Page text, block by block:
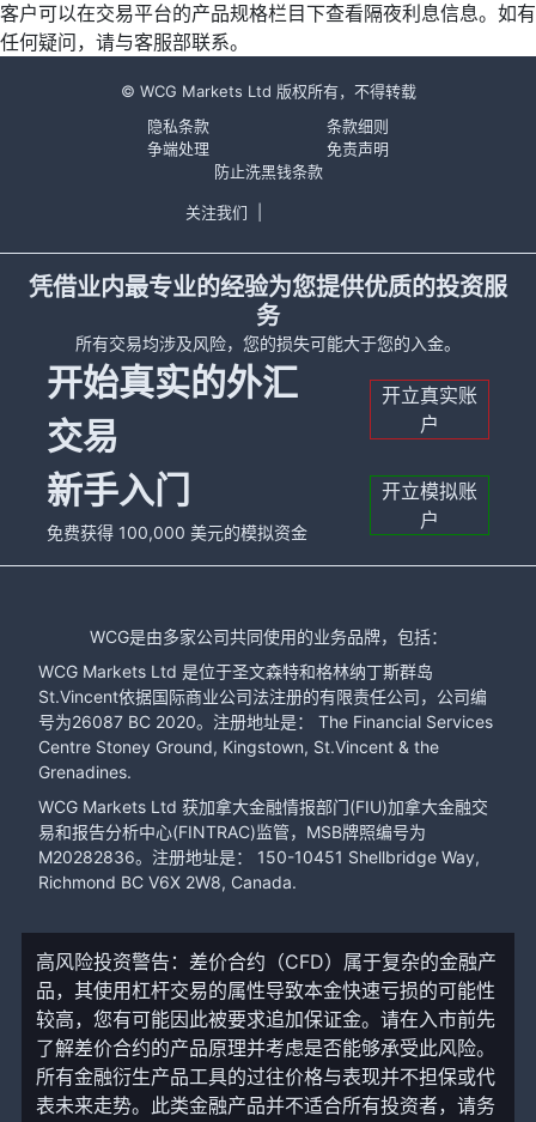
客户可以在交易平台的产品规格栏目下查看隔夜利息信息。如有
任何疑问，请与客服部联系。
© WCG Markets Ltd 版权所有，不得转载
隐私条款
条款细则
争端处理
免责声明
防止洗黑钱条款
关注我们
凭借业内最专业的经验为您提供优质的投资服
务
所有交易均涉及风险，您的损失可能大于您的入金。
开始真实的外汇
交易
开立真实账
户
新手入门
免费获得 100,000 美元的模拟资金
开立模拟账
户
WCG是由多家公司共同使用的业务品牌，包括：
WCG Markets Ltd 是位于圣文森特和格林纳丁斯群岛
St.Vincent依据国际商业公司法注册的有限责任公司，公司编
号为26087 BC 2020。注册地址是： The Financial Services
Centre Stoney Ground, Kingstown, St.Vincent & the
Grenadines.
WCG Markets Ltd 获加拿大金融情报部门(FIU)加拿大金融交
易和报告分析中心(FINTRAC)监管，MSB牌照编号为
M20282836。注册地址是： 150-10451 Shellbridge Way,
Richmond BC V6X 2W8, Canada.
高风险投资警告：差价合约（CFD）属于复杂的金融产
品，其使用杠杆交易的属性导致本金快速亏损的可能性
较高，您有可能因此被要求追加保证金。请在入市前先
了解差价合约的产品原理并考虑是否能够承受此风险。
所有金融衍生产品工具的过往价格与表现并不担保或代
表未来走势。此类金融产品并不适合所有投资者，请务